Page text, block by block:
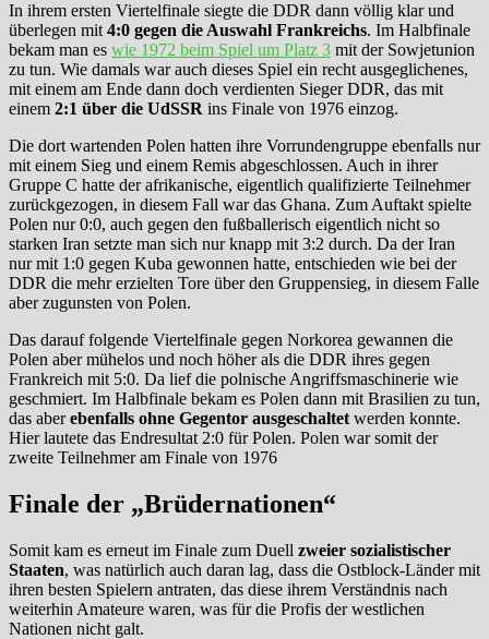
In ihrem ersten Viertelfinale siegte die DDR dann völlig klar und
überlegen mit 4:0 gegen die Auswahl Frankreichs. Im Halbfinale
bekam man es wie 1972 beim Spiel um Platz 3 mit der Sowjetunion
zu tun. Wie damals war auch dieses Spiel ein recht ausgeglichenes,
mit einem am Ende dann doch verdienten Sieger DDR, das mit
einem 2:1 über die UdSSR ins Finale von 1976 einzog.
Die dort wartenden Polen hatten ihre Vorrundengruppe ebenfalls nur
mit einem Sieg und einem Remis abgeschlossen. Auch in ihrer
Gruppe C hatte der afrikanische, eigentlich qualifizierte Teilnehmer
zurückgezogen, in diesem Fall war das Ghana. Zum Auftakt spielte
Polen nur 0:0, auch gegen den fußballerisch eigentlich nicht so
starken Iran setzte man sich nur knapp mit 3:2 durch. Da der Iran
nur mit 1:0 gegen Kuba gewonnen hatte, entschieden wie bei der
DDR die mehr erzielten Tore über den Gruppensieg, in diesem Falle
aber zugunsten von Polen.
Das darauf folgende Viertelfinale gegen Norkorea gewannen die
Polen aber mühelos und noch höher als die DDR ihres gegen
Frankreich mit 5:0. Da lief die polnische Angriffsmaschinerie wie
geschmiert. Im Halbfinale bekam es Polen dann mit Brasilien zu tun,
das aberebenfalls ohne Gegentor ausgeschaltet werden konnte.
Hier lautete das Endresultat 2:0 für Polen. Polen war somit der
zweite Teilnehmer am Finale von 1976
Finale der „Brüdernationen“
Somit kam es erneut im Finale zum Duell zweier sozialistischer
Staaten, was natürlich auch daran lag, dass die Ostblock-Länder mit
ihren besten Spielern antraten, das diese ihrem Verständnis nach
weiterhin Amateure waren, was für die Profis der westlichen
Nationen nicht galt.